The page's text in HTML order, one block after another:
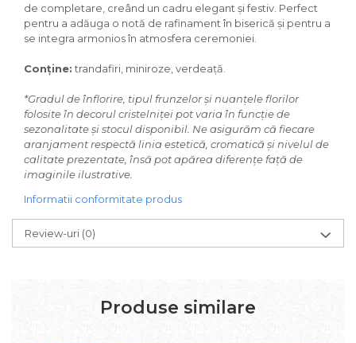
de completare, creând un cadru elegant și festiv. Perfect
pentru a adăuga o notă de rafinament în biserică și pentru a
se integra armonios în atmosfera ceremoniei.
Conține:trandafiri, miniroze, verdeață.
*Gradul de înflorire, tipul frunzelor și nuanțele florilor
folosite în decorul cristelniței pot varia în funcție de
sezonalitate și stocul disponibil. Ne asigurăm că fiecare
aranjament respectă linia estetică, cromatică și nivelul de
calitate prezentate, însă pot apărea diferențe față de
imaginile ilustrative.
Informatii conformitate produs
Review-uri (0)
Produse similare